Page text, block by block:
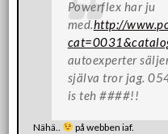
Powerflex har ju
med.http://
autoexperter
själva tror jag.
is teh ####!!
Nähä..
på webben iaf.